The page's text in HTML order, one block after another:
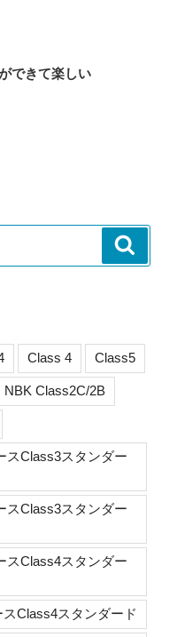
できて楽しい
Class 4 Class5
NBK Class2C/2B
スClass3スタンダー
スClass3スタンダー
スClass4スタンダー
Class4スタンダード